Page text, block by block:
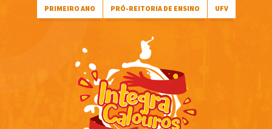
PRIMEIRO ANO PRÓ-REITORIA DE ENSINO UFV